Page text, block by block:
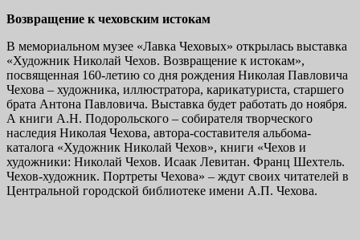
Возвращение к чеховским истокам
В мемориальном музее «Лавка Чеховых» открылась выставка
«Художник Николай Чехов. Возвращение к истокам»,
посвященная 160-летию со дня рождения Николая Павловича
Чехова – художника, иллюстратора, карикатуриста, старшего
брата Антона Павловича. Выставка будет работать до ноября.
А книги А.Н. Подорольского – собирателя творческого
наследия Николая Чехова, автора-составителя альбома-
каталога «Художник Николай Чехов», книги «Чехов и
художники: Николай Чехов. Исаак Левитан. Франц Шехтель.
Чехов-художник. Портреты Чехова» – ждут своих читателей в
Центральной городской библиотеке имени А.П. Чехова.